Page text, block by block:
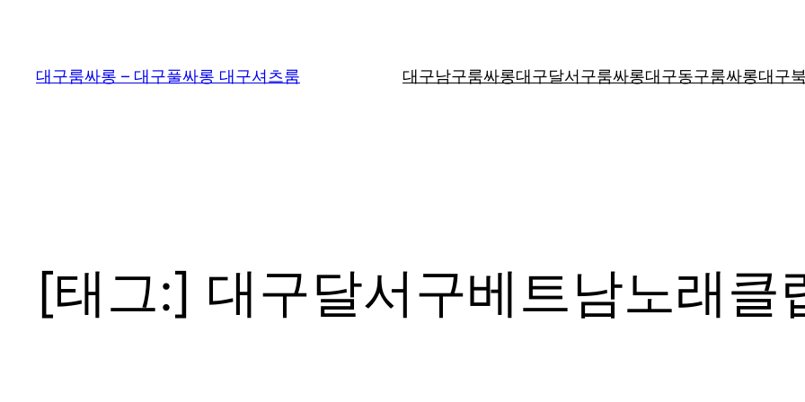
대구룸싸롱 – 대구풀싸롱 대구셔츠룸 대구남구룸싸롱대구달서구룸싸롱대구동구룸싸롱대구
[태그:] 대구달서구베트남노래클